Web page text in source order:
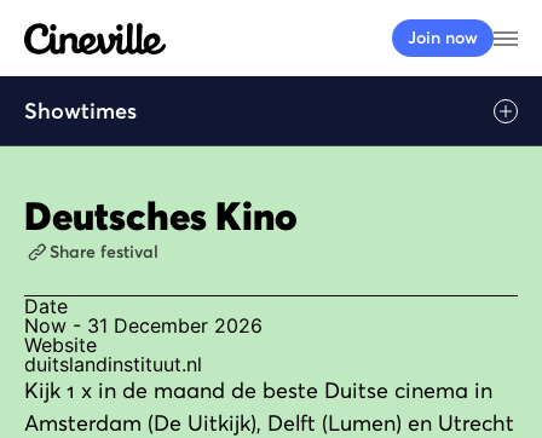
Cineville Logo
Join now
Showtimes
Deutsches Kino
Share festival
Date
Now - 31 December 2026
Website
duitslandinstituut.nl
Kijk 1 x in de maand de beste Duitse cinema in
Amsterdam (De Uitkijk), Delft (Lumen) en Utrecht